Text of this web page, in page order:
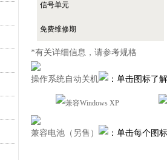
信号单元
免费维修期
*有关详细信息，请参考规格
操作系统自动关机 ：单击图标了
兼容电池（另售） ：单击每个图